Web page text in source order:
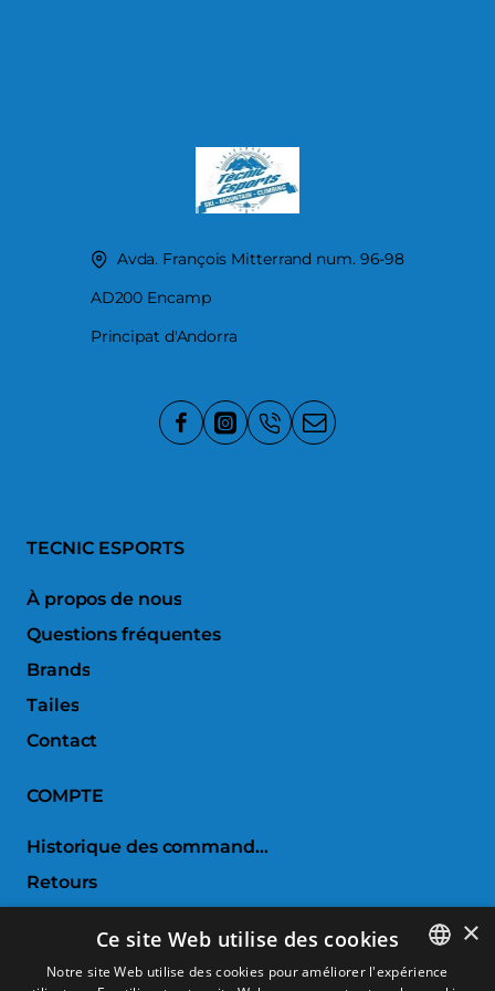
Avda. François Mitterrand num. 96-98
AD200 Encamp
Principat d'Andorra
TECNIC ESPORTS
À propos de nous
Questions fréquentes
Brands
Tailes
Contact
COMPTE
Historique des commandes
Retours
Comparer les produits
×
Ce site Web utilise des cookies
Notre site Web utilise des cookies pour améliorer l'expérience